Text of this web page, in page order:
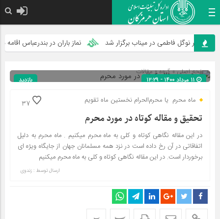
نوگل فاطمی در میناب برگزار شد نماز باران در بندرعباس اقامه می‌شود
صفحه اصلی» گروه »مقالات
۱۱ مرداد ۱۴۰۰ - ۱۲:۲۹
شناسه : 829
بازدید
37 ماه محرم یا محرم‌الحرام نخستین ماه تقویم
تحقیق و مقاله کوتاه در مورد محرم
در این مقاله نگاهی کوتاه و کلی به ماه محرم میکنیم . ماه محرم به دلیل
اتفاقاتی در آن رخ داده است در نزد همه مسلمانان جهان از جایگاه ویژه ای
برخوردار است. در این مقاله نگاهی کوتاه و کلی به ماه محرم میکنیم
ارسال توسط : زندوی